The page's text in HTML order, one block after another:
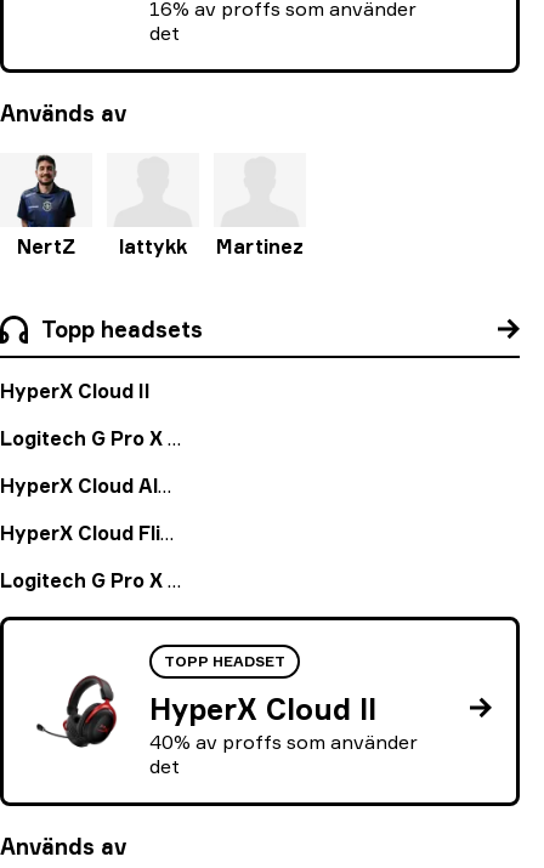
16% av proffs som använder
det
Används av
NertZ lattykk Martinez
Topp headsets
HyperX Cloud II
Logitech G Pro X Wireless Headset
HyperX Cloud Alpha
HyperX Cloud Flight
Logitech G Pro X Headset
TOPP HEADSET
HyperX Cloud II
40% av proffs som använder
det
Används av